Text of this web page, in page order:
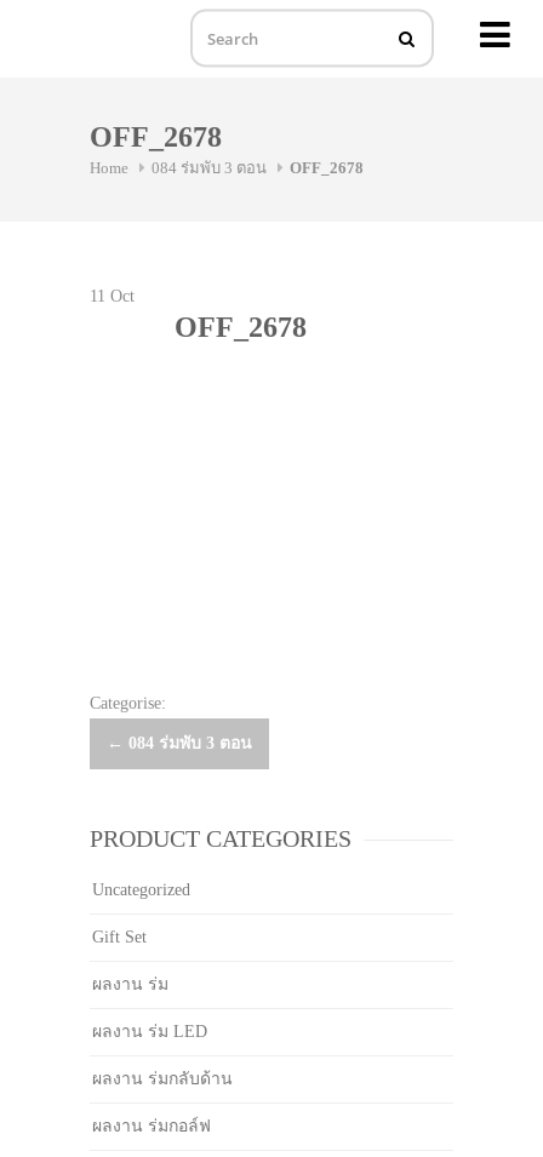
OFF_2678
Home 084 ร่มพับ 3 ตอน OFF_2678
11 Oct
OFF_2678
Categorise:
Post
← 084 ร่มพับ 3 ตอน
PRODUCT CATEGORIES
Uncategorized
Gift Set
ผลงาน ร่ม
ผลงาน ร่ม LED
ผลงาน ร่มกลับด้าน
ผลงาน ร่มกอล์ฟ